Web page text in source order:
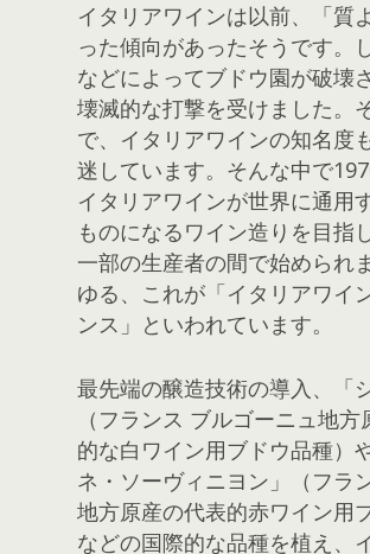
イタリアワインは以前、「質
った傾向があったそうです。
などによってブドウ園が破壊
壊滅的な打撃を受けました。
で、イタリアワインの知名度
迷しています。そんな中で
イタリアワインが世界に通用
ものになるワイン造りを目指
一部の生産者の間で始められ
ゆる、これが「イタリアワイ
ンス」といわれています。
最先端の醸造技術の導入、「
（フランス ブルゴーニュ地
的な白ワイン用ブドウ品種）
ネ・ソーヴィニヨン」（フラ
地方原産の代表的赤ワイン用
などの国際的な品種を植え、